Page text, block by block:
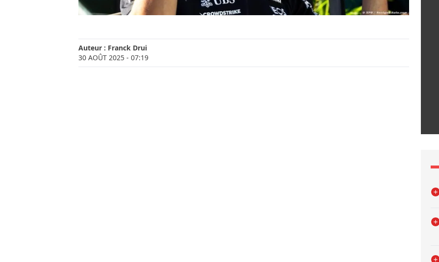
Auteur : Franck Drui
30 AOÛT 2025 - 07:19